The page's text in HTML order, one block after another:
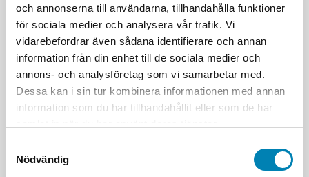
och annonserna till användarna, tillhandahålla funktioner
för sociala medier och analysera vår trafik. Vi
vidarebefordrar även sådana identifierare och annan
information från din enhet till de sociala medier och
annons- och analysföretag som vi samarbetar med.
Dessa kan i sin tur kombinera informationen med annan
information som du har tillhandahållit eller som de har
Nödvändig